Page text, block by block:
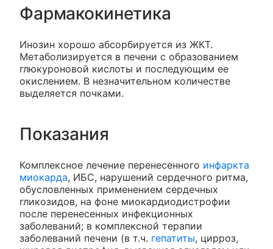
Фармакокинетика
Инозин хорошо абсорбируется из ЖКТ.
Метаболизируется в печени с образованием
глюкуроновой кислоты и последующим ее
окислением. В незначительном количестве
выделяется почками.
Показания
Комплексное лечение перенесенного инфаркта
миокарда, ИБС, нарушений сердечного ритма,
обусловленных применением сердечных
гликозидов, на фоне миокардиодистрофии
после перенесенных инфекционных
заболеваний; в комплексной терапии
заболеваний печени (в т.ч. гепатиты, цирроз,